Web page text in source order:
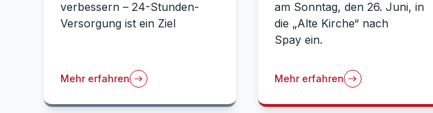
verbessern – 24-Stunden-
Versorgung ist ein Ziel
Mehr erfahren
am Sonntag, den 26. Juni, in
die „Alte Kirche“ nach
Spay ein.
Mehr erfahren